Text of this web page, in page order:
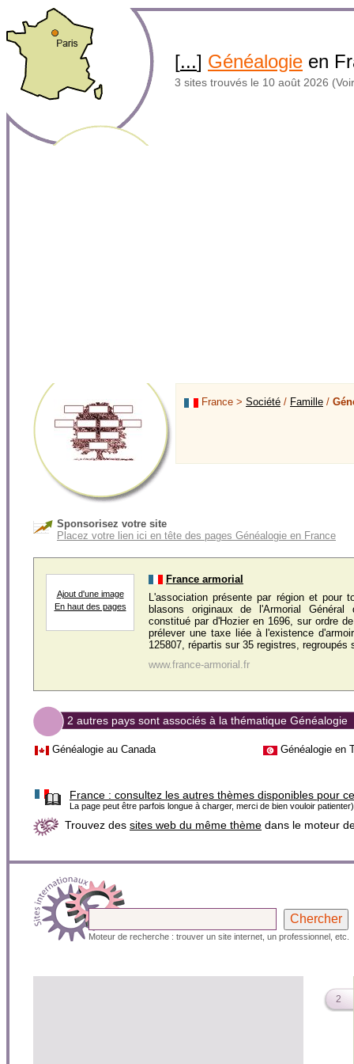
[...] Généalogie en
3 sites trouvés le 10 août 2026
France > Société / Famille /
Sponsorisez votre site
Placez votre lien ici en tête des pages Généalogie en France
Ajout d'une image
En haut des pages
France armorial
L'association présente par région et pour
blasons originaux de l'Armorial Général
constitué par d'Hozier en 1696, sur ordre
prélever une taxe liée à l'existence
125807, répartis sur 35 registres, regroupés
www.france-armorial.fr
2 autres pays sont associés à la thématique Généalogie
Généalogie au Canada Généalogie en
France : consultez les autres thèmes disponibles pour
La page peut être parfois longue à charger, merci de bien vouloir patienter)
Trouvez des sites web du même thème dans le moteur
Moteur de recherche : trouver un site internet, un professionnel, etc.
2